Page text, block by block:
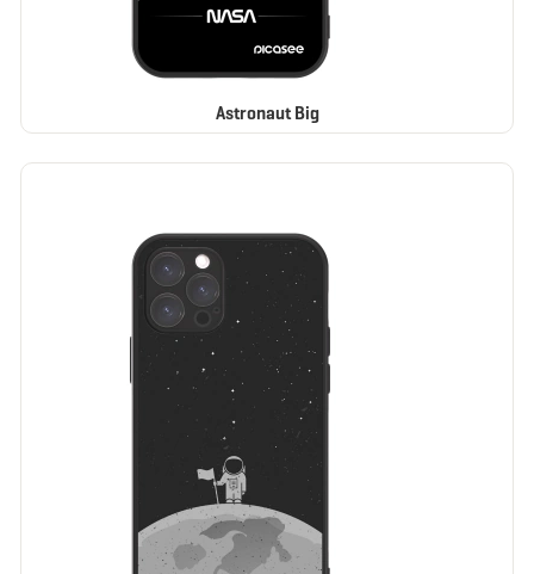
Astronaut Big